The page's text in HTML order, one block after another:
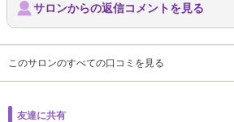
サロンからの返信コメントを見る
このサロンのすべての口コミを見る
友達に共有